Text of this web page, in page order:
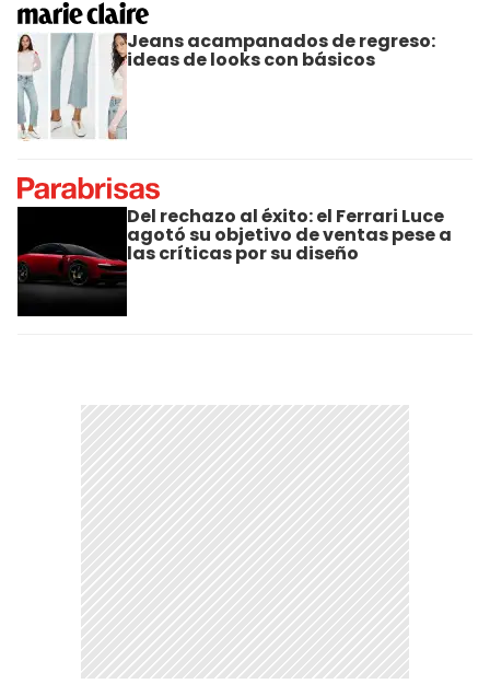
Jeans acampanados de regreso:
ideas de looks con básicos
Del rechazo al éxito: el Ferrari Luce
agotó su objetivo de ventas pese a
las críticas por su diseño